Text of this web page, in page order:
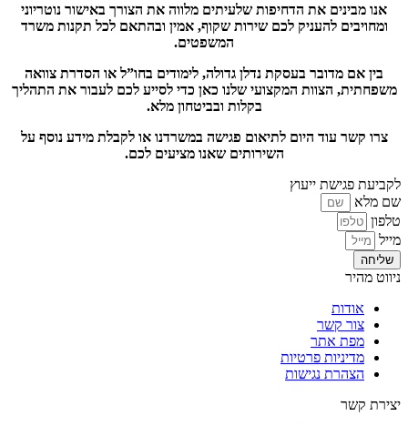
אנו מבינים את הדחיפות שלעיתים מלווה את הצורך באישור נוטריוני
ומחויבים להעניק לכם שירות שקוף, אמין ובהתאם לכל תקנות משרד
המשפטים.
בין אם מדובר בעסקת נדלן גדולה, לימודים בחו”ל או הסדרת צוואה
משפחתית, הצוות המקצועי שלנו כאן כדי לסייע לכם לעבור את התהליך
בקלות ובביטחון מלא.
צרו קשר עוד היום לתיאום פגישה במשרדנו או לקבלת מידע נוסף על
השירותים שאנו מציעים לכם.
לקביעת פגישת ייעוץ
שם מלא
טלפון
מייל
שליחה
ניווט מהיר
אודות
צור קשר
מפת אתר
מדיניות פרטיות
הצהרת נגישות
יצירת קשר